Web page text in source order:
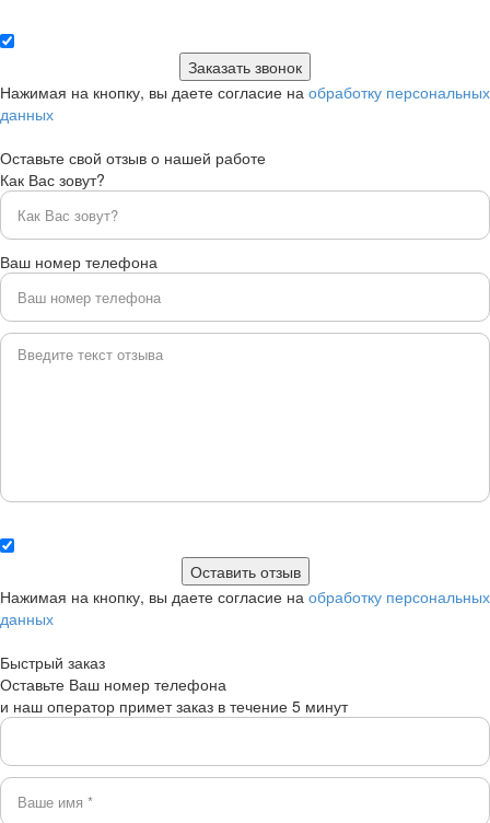
Нажимая на кнопку, вы даете согласие на обработку персональных
данных
Оставьте свой отзыв о нашей работе
Как Вас зовут?
Ваш номер телефона
Нажимая на кнопку, вы даете согласие на обработку персональных
данных
Быстрый заказ
Оставьте Ваш номер телефона
и наш оператор примет заказ в течение 5 минут